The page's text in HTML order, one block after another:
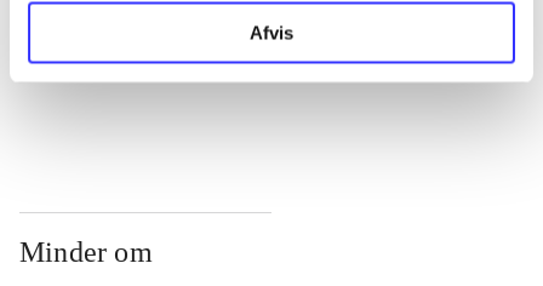
Afvis
...
Minder om